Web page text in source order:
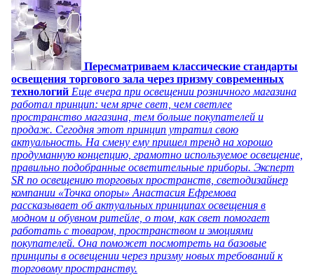
Пересматриваем классические стандарты
освещения торгового зала через призму современных
технологий Еще вчера при освещении розничного магазина
работал принцип: чем ярче свет, чем светлее
пространство магазина, тем больше покупателей и
продаж. Сегодня этот принцип утратил свою
актуальность. На смену ему пришел тренд на хорошо
продуманную концепцию, грамотно используемое освещение,
правильно подобранные осветительные приборы. Эксперт
SR по освещению торговых пространств, светодизайнер
компании «Точка опоры» Анастасия Ефремова
рассказывает об актуальных принципах освещения в
модном и обувном ритейле, о том, как свет помогает
работать с товаром, пространством и эмоциями
покупателей. Она поможет посмотреть на базовые
принципы в освещении через призму новых требований к
торговому пространству.